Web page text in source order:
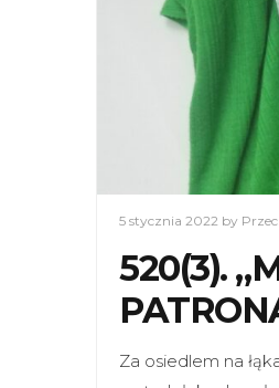
5 stycznia 2022 by
520(3).
Za osiedlem na